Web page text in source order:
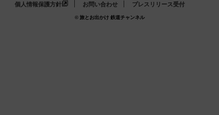
個人情報保護方針
お問い合わせ プレスリリース受付
© 旅とお出かけ 鉄道チャンネル